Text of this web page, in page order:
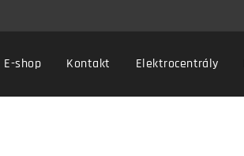
E-shop Kontakt Elektrocentrály